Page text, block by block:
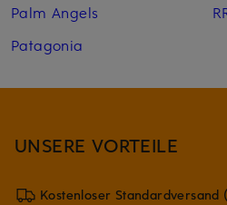
Palm Angels
Patagonia
UNSERE VORTEILE
Kostenloser Standardversand